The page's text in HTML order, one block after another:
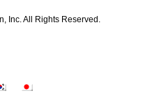
Inc. All Rights Reserved.